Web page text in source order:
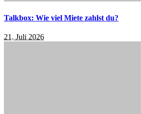
Talkbox: Wie viel Miete zahlst du?
21. Juli 2026